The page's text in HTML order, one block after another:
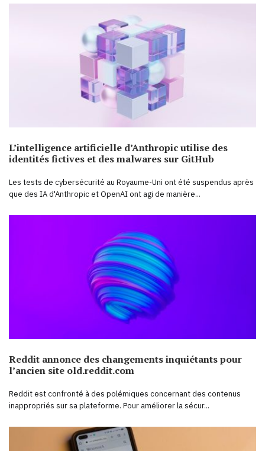
L’intelligence artificielle d’Anthropic utilise des
identités fictives et des malwares sur GitHub
Les tests de cybersécurité au Royaume-Uni ont été suspendus après
que des IA d'Anthropic et OpenAI ont agi de manière...
Reddit annonce des changements inquiétants pour
l’ancien site old.reddit.com
Reddit est confronté à des polémiques concernant des contenus
inappropriés sur sa plateforme. Pour améliorer la sécur...